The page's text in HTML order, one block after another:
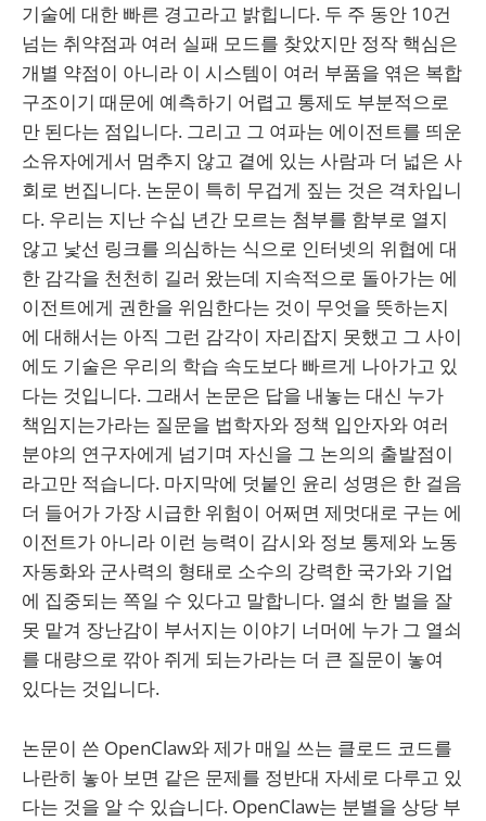
기술에 대한 빠른 경고라고 밝힙니다. 두 주 동안 10건
넘는 취약점과 여러 실패 모드를 찾았지만 정작 핵심은
개별 약점이 아니라 이 시스템이 여러 부품을 엮은 복합
구조이기 때문에 예측하기 어렵고 통제도 부분적으로
만 된다는 점입니다. 그리고 그 여파는 에이전트를 띄운
소유자에게서 멈추지 않고 곁에 있는 사람과 더 넓은 사
회로 번집니다. 논문이 특히 무겁게 짚는 것은 격차입니
다. 우리는 지난 수십 년간 모르는 첨부를 함부로 열지
않고 낯선 링크를 의심하는 식으로 인터넷의 위협에 대
한 감각을 천천히 길러 왔는데 지속적으로 돌아가는 에
이전트에게 권한을 위임한다는 것이 무엇을 뜻하는지
에 대해서는 아직 그런 감각이 자리잡지 못했고 그 사이
에도 기술은 우리의 학습 속도보다 빠르게 나아가고 있
다는 것입니다. 그래서 논문은 답을 내놓는 대신 누가
책임지는가라는 질문을 법학자와 정책 입안자와 여러
분야의 연구자에게 넘기며 자신을 그 논의의 출발점이
라고만 적습니다. 마지막에 덧붙인 윤리 성명은 한 걸음
더 들어가 가장 시급한 위험이 어쩌면 제멋대로 구는 에
이전트가 아니라 이런 능력이 감시와 정보 통제와 노동
자동화와 군사력의 형태로 소수의 강력한 국가와 기업
에 집중되는 쪽일 수 있다고 말합니다. 열쇠 한 벌을 잘
못 맡겨 장난감이 부서지는 이야기 너머에 누가 그 열쇠
를 대량으로 깎아 쥐게 되는가라는 더 큰 질문이 놓여
있다는 것입니다.
논문이 쓴 OpenClaw와 제가 매일 쓰는 클로드 코드를
나란히 놓아 보면 같은 문제를 정반대 자세로 다루고 있
다는 것을 알 수 있습니다. OpenClaw는 분별을 상당 부